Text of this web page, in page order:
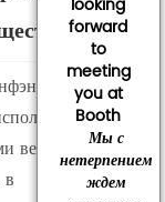
наша цель —
веществами.
looking
forward
to
meeting
you at
Booth
Мы с
нетерпением
ждем